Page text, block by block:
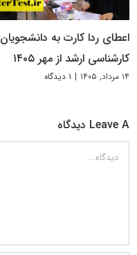
اعطای ردا کارت به دانشجویان
کارشناسی ارشد از مهر ۱۴۰۵
۱۴ مرداد, ۱۴۰۵ | ۱ دیدگاه
Leave A دیدگاه
دیدگاه